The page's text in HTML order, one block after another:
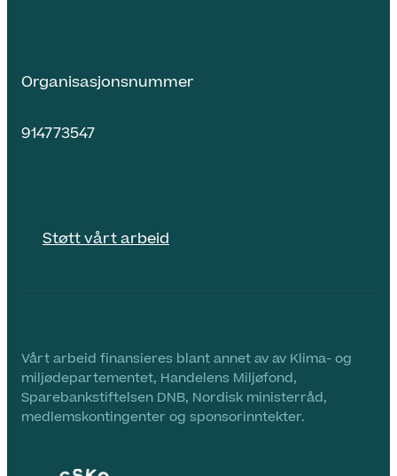
Organisasjonsnummer
914773547
Støtt vårt arbeid
Vårt arbeid finansieres blant annet av av Klima- og
miljødepartementet, Handelens Miljøfond,
Sparebankstiftelsen DNB, Nordisk ministerråd,
medlemskontingenter og sponsorinntekter.